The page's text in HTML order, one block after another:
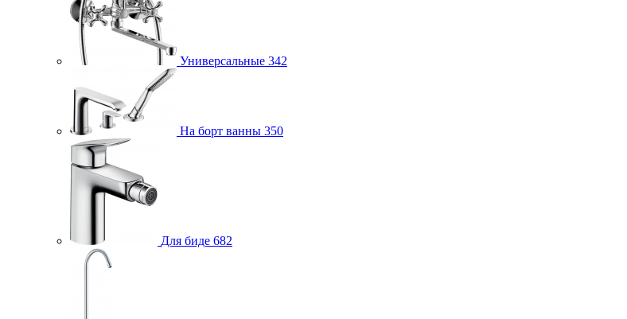
Универсальные 342
На борт ванны 350
Для биде 682